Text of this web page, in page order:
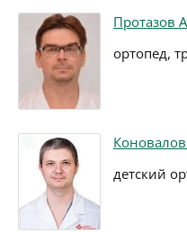
Протазов
ортопед,
детский